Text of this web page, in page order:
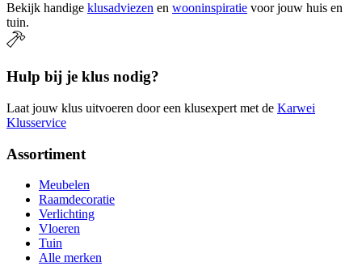
Bekijk handige klusadviezen en wooninspiratie voor jouw huis en
tuin.
Hulp bij je klus nodig?
Laat jouw klus uitvoeren door een klusexpert met de Karwei
Klusservice
Assortiment
Meubelen
Raamdecoratie
Verlichting
Vloeren
Tuin
Alle merken